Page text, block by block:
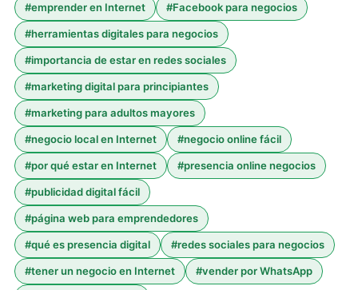
#emprender en Internet #Facebook para negocios
#herramientas digitales para negocios
#importancia de estar en redes sociales
#marketing digital para principiantes
#marketing para adultos mayores
#negocio local en Internet #negocio online fácil
#por qué estar en Internet #presencia online negocios
#publicidad digital fácil
#página web para emprendedores
#qué es presencia digital #redes sociales para negocios
#tener un negocio en Internet #vender por WhatsApp